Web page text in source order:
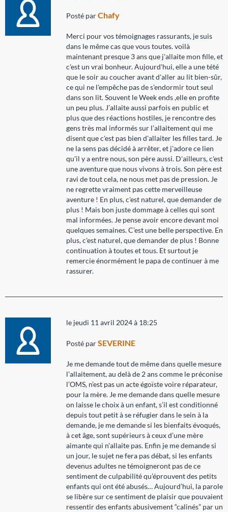
Posté parChafy
Merci pour vos témoignages rassurants, je suis
dans le même cas que vous toutes. voilà
maintenant presque 3 ans que j'allaite mon fille, et
c'est un vrai bonheur. Aujourd'hui, elle a une tété
que le soir au coucher avant d'aller au lit bien-sûr,
ce qui ne l'empêche pas de s'endormir tout seul
dans son lit. Souvent le Week ends ,elle en profite
un peu plus. J’allaite aussi parfois en public et
plus que des réactions hostiles, je rencontre des
gens très mal informés sur l’allaitement qui me
disent que c'est pas bien d'allaiter les filles tard. Je
ne la sens pas décidé à arrêter, et j'adore ce lien
qu'il y a entre nous, son père aussi. D'ailleurs, c'est
une aventure que nous vivons à trois. Son père est
ravi de tout cela, ne nous met pas de pression. Je
ne regrette vraiment pas cette merveilleuse
aventure ! En plus, c'est naturel, que demander de
plus ! Mais bon juste dommage à celles qui sont
mal informées. Je pense avoir encore devant moi
quelques semaines. C’est une belle perspective. En
plus, c'est naturel, que demander de plus ! Bonne
continuation à toutes et tous. Et surtout je
remercie énormément le papa de continuer à me
rassurer.
le jeudi 11 avril 2024 à 18:25
Posté parSEVERINE
Je me demande tout de même dans quelle mesure
l’allaitement, au delà de 2 ans comme le préconise
l’OMS, n’est pas un acte égoïste voire réparateur,
pour la mère. Je me demande dans quelle mesure
on laisse le choix à un enfant, s’il est conditionné
depuis tout petit à se réfugier dans le sein à la
demande, je me demande si les bienfaits évoqués,
à cet âge, sont supérieurs à ceux d’une mère
aimante qui n’allaite pas. Enfin je me demande si
un jour, le sujet ne fera pas débat, si les enfants
devenus adultes ne témoigneront pas de ce
sentiment de culpabilité qu’éprouvent des petits
enfants qui ont été abusés… Aujourd’hui, la parole
se libère sur ce sentiment de plaisir que pouvaient
ressentir des enfants abusivement “calinés” par un